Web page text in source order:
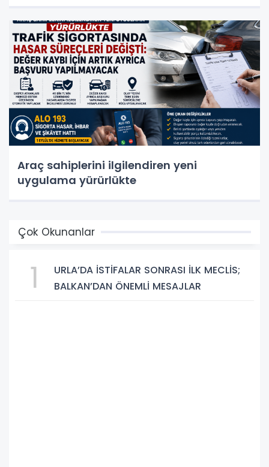
Araç sahiplerini ilgilendiren yeni
uygulama yürürlükte
Çok Okunanlar
1
URLA’DA İSTİFALAR SONRASI İLK MECLİS;
BALKAN’DAN ÖNEMLİ MESAJLAR